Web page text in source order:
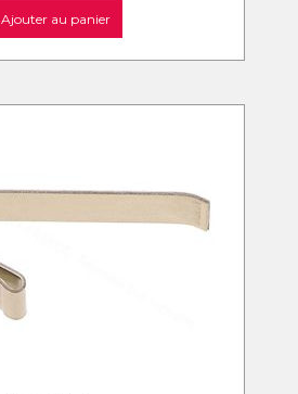
Ajouter au panier